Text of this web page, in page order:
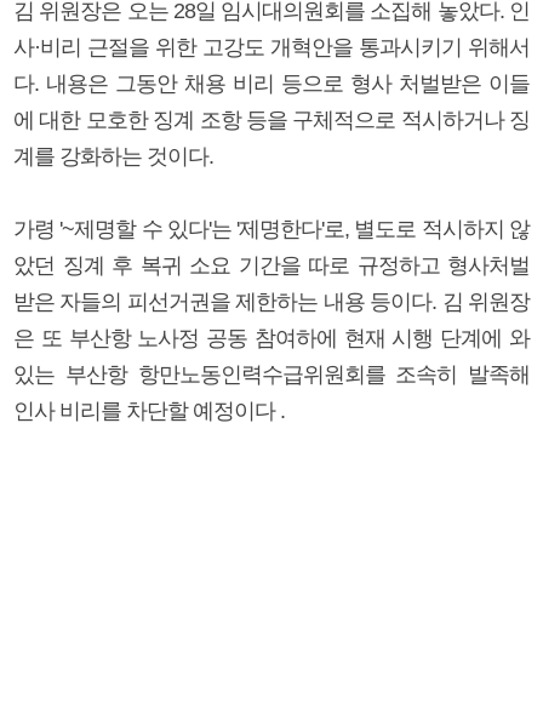
김 위원장은 오는 28일 임시대의원회를 소집해 놓았다. 인
사·비리 근절을 위한 고강도 개혁안을 통과시키기 위해서
다. 내용은 그동안 채용 비리 등으로 형사 처벌받은 이들
에 대한 모호한 징계 조항 등을 구체적으로 적시하거나 징
계를 강화하는 것이다.
가령 '~제명할 수 있다'는 '제명한다'로, 별도로 적시하지 않
았던 징계 후 복귀 소요 기간을 따로 규정하고 형사처벌
받은 자들의 피선거권을 제한하는 내용 등이다. 김 위원장
은 또 부산항 노사정 공동 참여하에 현재 시행 단계에 와
있는 부산항 항만노동인력수급위원회를 조속히 발족해
인사 비리를 차단할 예정이다 .